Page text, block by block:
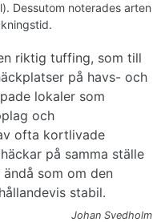
Dessutom noterades arten
riktig tuffing, som till
på havs- och
lokaler som
och
ofta kortlivade
på samma ställe
som om den
stabil.
Johan Svedholm